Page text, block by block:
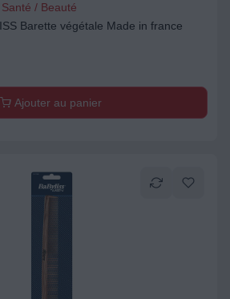
/ Beauté
Barette végétale Made in france
Ajouter au panier